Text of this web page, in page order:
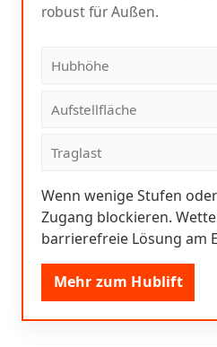
robust für Außen.
Hubhöhe
Aufstellfläche
Traglast
Wenn wenige Stufen
Zugang blockieren.
barrierefreie Lösung am
Mehr zum Hublift